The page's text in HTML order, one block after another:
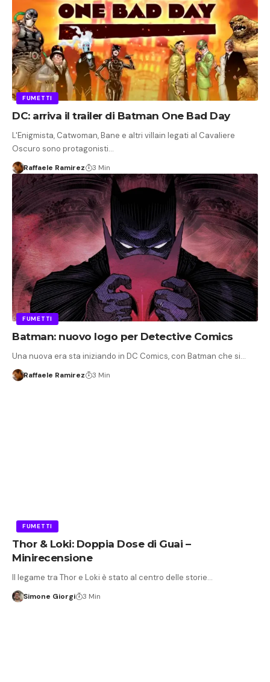
FUMETTI
DC: arriva il trailer di Batman One Bad Day
L'Enigmista, Catwoman, Bane e altri villain legati al Cavaliere
Oscuro sono protagonisti…
Raffaele Ramirez 3 Min
FUMETTI
Batman: nuovo logo per Detective Comics
Una nuova era sta iniziando in DC Comics, con Batman che si…
Raffaele Ramirez 3 Min
FUMETTI
Thor & Loki: Doppia Dose di Guai –
Minirecensione
Il legame tra Thor e Loki è stato al centro delle storie…
Simone Giorgi 3 Min